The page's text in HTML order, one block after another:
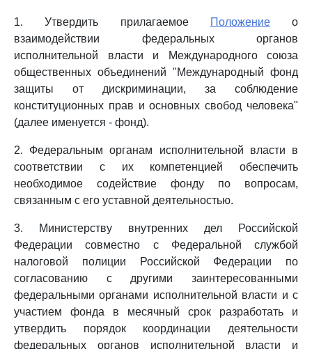
1. Утвердить прилагаемое Положениео
взаимодействии федеральных органов
исполнительной власти и Международного союза
общественных объединений "Международный фонд
защиты от дискриминации, за соблюдение
конституционных прав и основных свобод человека"
(далее именуется - фонд).
2. Федеральным органам исполнительной власти в
соответствии с их компетенцией обеспечить
необходимое содействие фонду по вопросам,
связанным с его уставной деятельностью.
3. Министерству внутренних дел Российской
Федерации совместно с Федеральной службой
налоговой полиции Российской Федерации по
согласованию с другими заинтересованными
федеральными органами исполнительной власти и с
участием фонда в месячный срок разработать и
утвердить порядок координации деятельности
федеральных органов исполнительной власти и